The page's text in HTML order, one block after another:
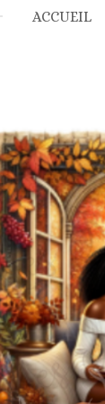
ACCUEIL